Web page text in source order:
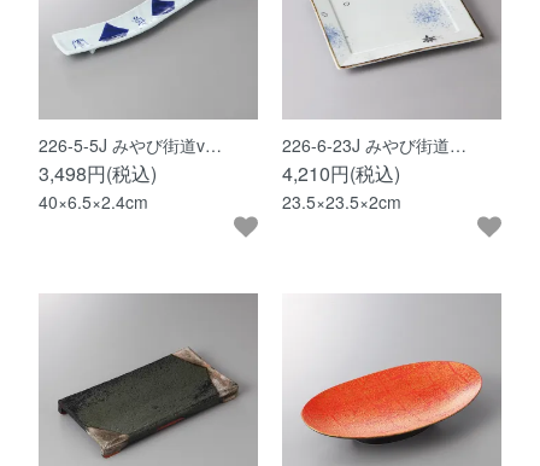
226-5-5J みやび街道v…
3,498円(税込)
40×6.5×2.4cm
226-6-23J みやび街道…
4,210円(税込)
23.5×23.5×2cm